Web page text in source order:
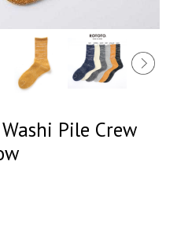
Pile Crew